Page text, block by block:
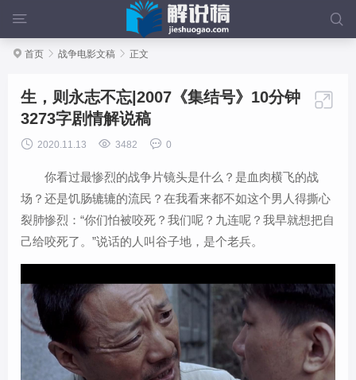
 
 首页  战争电影文稿  正文

生，则永志不忘|2007《集结号》10分钟
3273字剧情解说稿
 2020.11.13  3482  0
你看过最惨烈的战争片镜头是什么？是血肉横飞的战
场？还是饥肠辘辘的流民？在我看来都不如这个男人得撕心
裂肺惨烈：“你们怕被咬死？我们呢？九连呢？我早就想把自
己给咬死了。”说话的人叫谷子地，是个老兵。